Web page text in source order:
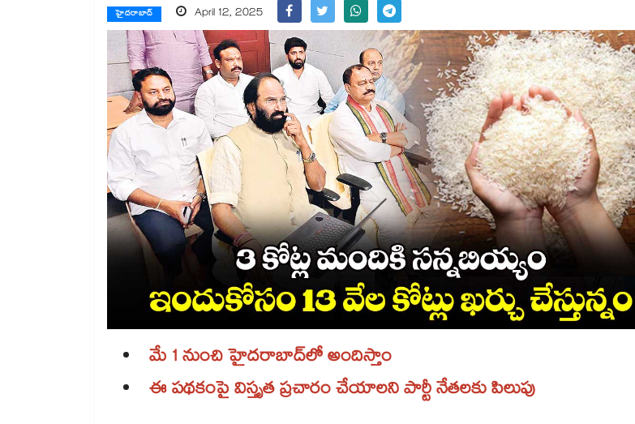
హైదరాబాద్ April 12, 2025
మే 1 నుంచి హైదరాబాద్‌‌లో అందిస్తాం
ఈ పథకంపై విస్తృత ప్రచారం చేయాలని పార్టీ నేతలకు పిలుపు